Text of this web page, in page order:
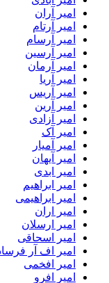
امیر آران
امیر آرتام
امیر آرسام
امیر آرسین
امیر آرمان
امیر آریا
امیر آریس
امیر آرین
امیر آزادی
امیر آک
امیر آمیار
امیر آیهان
امیر ابدی
امیر ابراهیم
امیر ابراهیمی
امیر اران
امیر ارسلان
امیر اسحاقی
امیر اف آر
امیر افخمی
امیر افرو